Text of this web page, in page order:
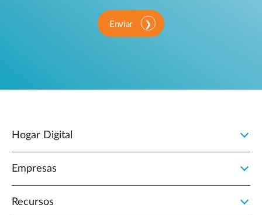
Enviar
Hogar Digital
Empresas
Recursos